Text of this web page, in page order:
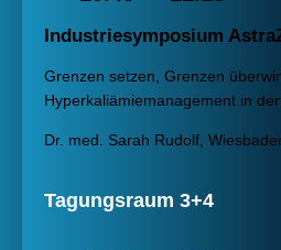
Industriesymposium
Grenzen setzen, Grenzen
Hyperkaliämiemanagement in
Dr. med. Sarah Rudolf,
Tagungsraum 3+4